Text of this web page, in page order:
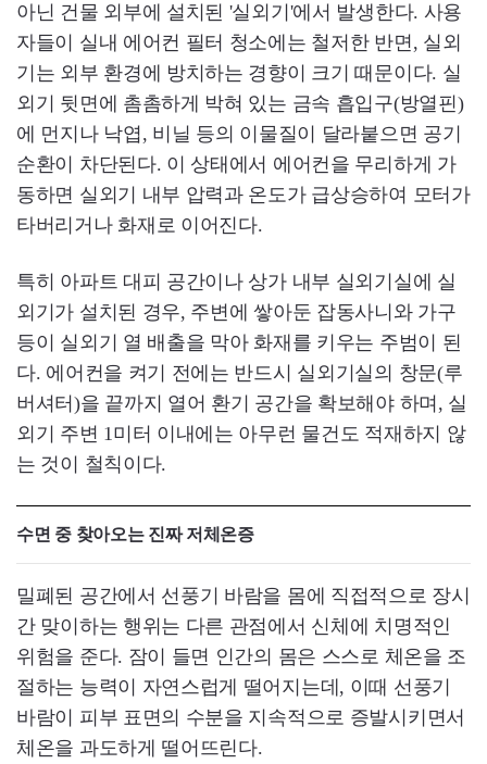
아닌 건물 외부에 설치된 '실외기'에서 발생한다. 사용
자들이 실내 에어컨 필터 청소에는 철저한 반면, 실외
기는 외부 환경에 방치하는 경향이 크기 때문이다. 실
외기 뒷면에 촘촘하게 박혀 있는 금속 흡입구(방열핀)
에 먼지나 낙엽, 비닐 등의 이물질이 달라붙으면 공기
순환이 차단된다. 이 상태에서 에어컨을 무리하게 가
동하면 실외기 내부 압력과 온도가 급상승하여 모터가
타버리거나 화재로 이어진다.
특히 아파트 대피 공간이나 상가 내부 실외기실에 실
외기가 설치된 경우, 주변에 쌓아둔 잡동사니와 가구
등이 실외기 열 배출을 막아 화재를 키우는 주범이 된
다. 에어컨을 켜기 전에는 반드시 실외기실의 창문(루
버셔터)을 끝까지 열어 환기 공간을 확보해야 하며, 실
외기 주변 1미터 이내에는 아무런 물건도 적재하지 않
는 것이 철칙이다.
수면 중 찾아오는 진짜 저체온증
밀폐된 공간에서 선풍기 바람을 몸에 직접적으로 장시
간 맞이하는 행위는 다른 관점에서 신체에 치명적인
위험을 준다. 잠이 들면 인간의 몸은 스스로 체온을 조
절하는 능력이 자연스럽게 떨어지는데, 이때 선풍기
바람이 피부 표면의 수분을 지속적으로 증발시키면서
체온을 과도하게 떨어뜨린다.